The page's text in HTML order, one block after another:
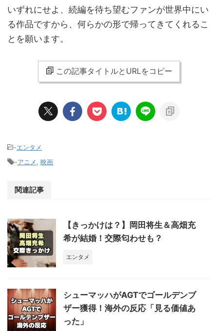
いずれにせよ、続編を待ち望むファンが世界中にい
る作品ですから、何らかの形で帰ってきてくれるこ
とを願います。
この記事タイトルとURLをコピー
-エンタメ
-アニメ 映画
関連記事
【きっかけは？】岡田将生＆高畑充
希が結婚！交際匂わせも？
エンタメ
シューマッハがAGTでゴールデンブ
ザー獲得！海外の反応「見る価値あ
った」